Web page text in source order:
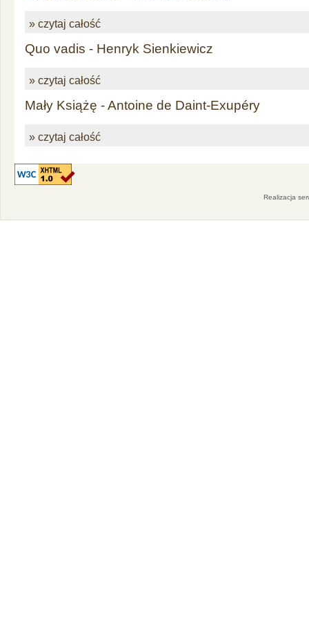
» czytaj całość
Quo vadis - Henryk Sienkiewicz
» czytaj całość
Mały Książę - Antoine de Daint-Exupéry
» czytaj całość
Realizacja